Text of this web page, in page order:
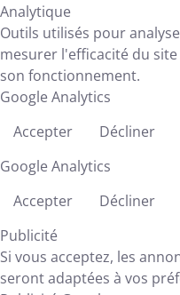
Analytique
Outils utilisés pour
mesurer l'efficacité du
son fonctionnement.
Google Analytics
Accepter
Décliner
Google Analytics
Accepter
Décliner
Publicité
Si vous acceptez, les
seront adaptées à vos